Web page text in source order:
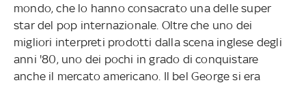
mondo, che lo hanno consacrato una delle super
star del pop internazionale. Oltre che uno dei
migliori interpreti prodotti dalla scena inglese degli
anni '80, uno dei pochi in grado di conquistare
anche il mercato americano. Il bel George si era